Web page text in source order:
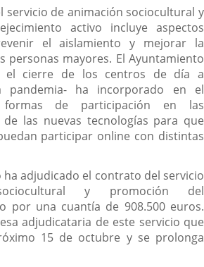
servicio de animación sociocultural y
activo incluye aspectos
el aislamiento y mejorar la
personas mayores. El Ayuntamiento
el cierre de los centros de día a
pandemia- ha incorporado en el
formas de participación en las
las nuevas tecnologías para que
participar online con distintas
ha adjudicado el contrato del servicio
y promoción del
por una cuantía de 908.500 euros.
adjudicataria de este servicio que
15 de octubre y se prolonga